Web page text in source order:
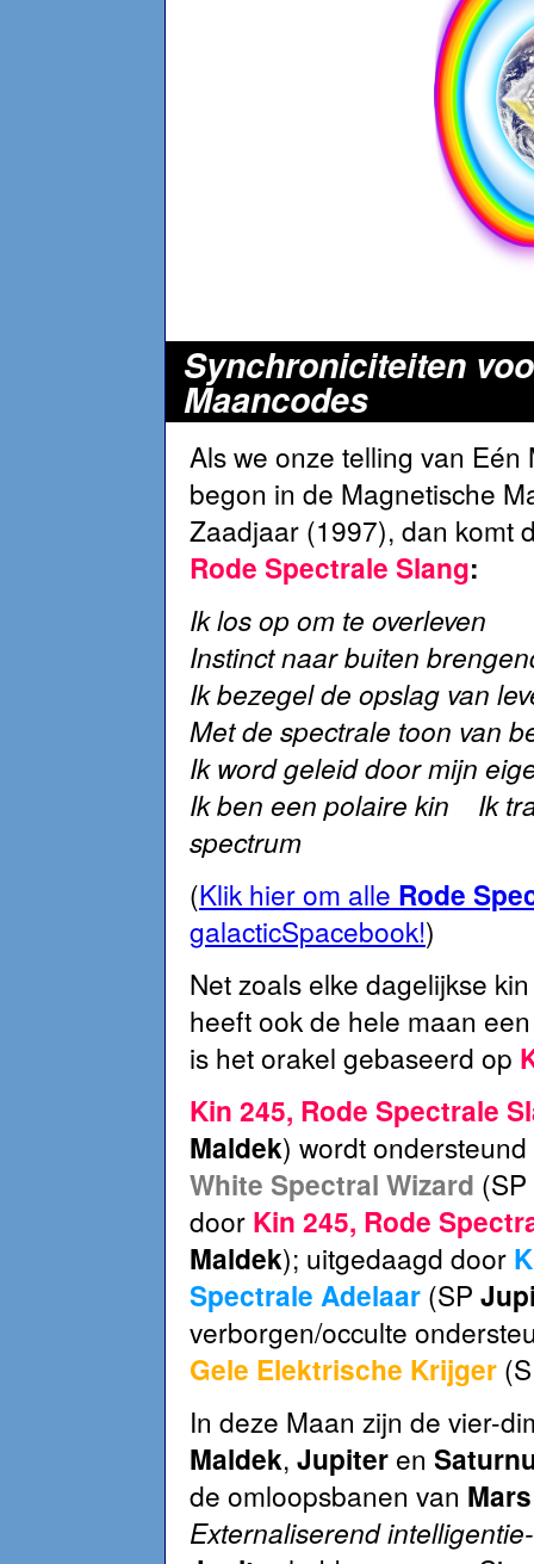
Synchroniciteiten
Maancodes
Als we onze telling van
begon in de Magnetische
Zaadjaar (1997), dan komt
Rode Spectrale Slang:
Ik los op om te overleven
Instinct naar buiten
Ik bezegel de opslag van
Met de spectrale toon van
Ik word geleid door mijn
Ik ben een polaire kin Ik
spectrum
(Klik hier om alle Rode
galacticSpacebook!)
Net zoals elke dagelijkse
heeft ook de hele maan
is het orakel gebaseerd op
Kin 245, Rode Spectrale
Maldek) wordt
White Spectral Wizard (SP
door Kin 245, Rode
Maldek); uitgedaagd door
Spectrale Adelaar (SP
verborgen/occulte
Gele Elektrische Krijger
In deze Maan zijn de vier-
Maldek, Jupiter en
de omloopsbanen van Mars
Externaliserend